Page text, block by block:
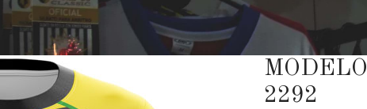
MODELO
2292